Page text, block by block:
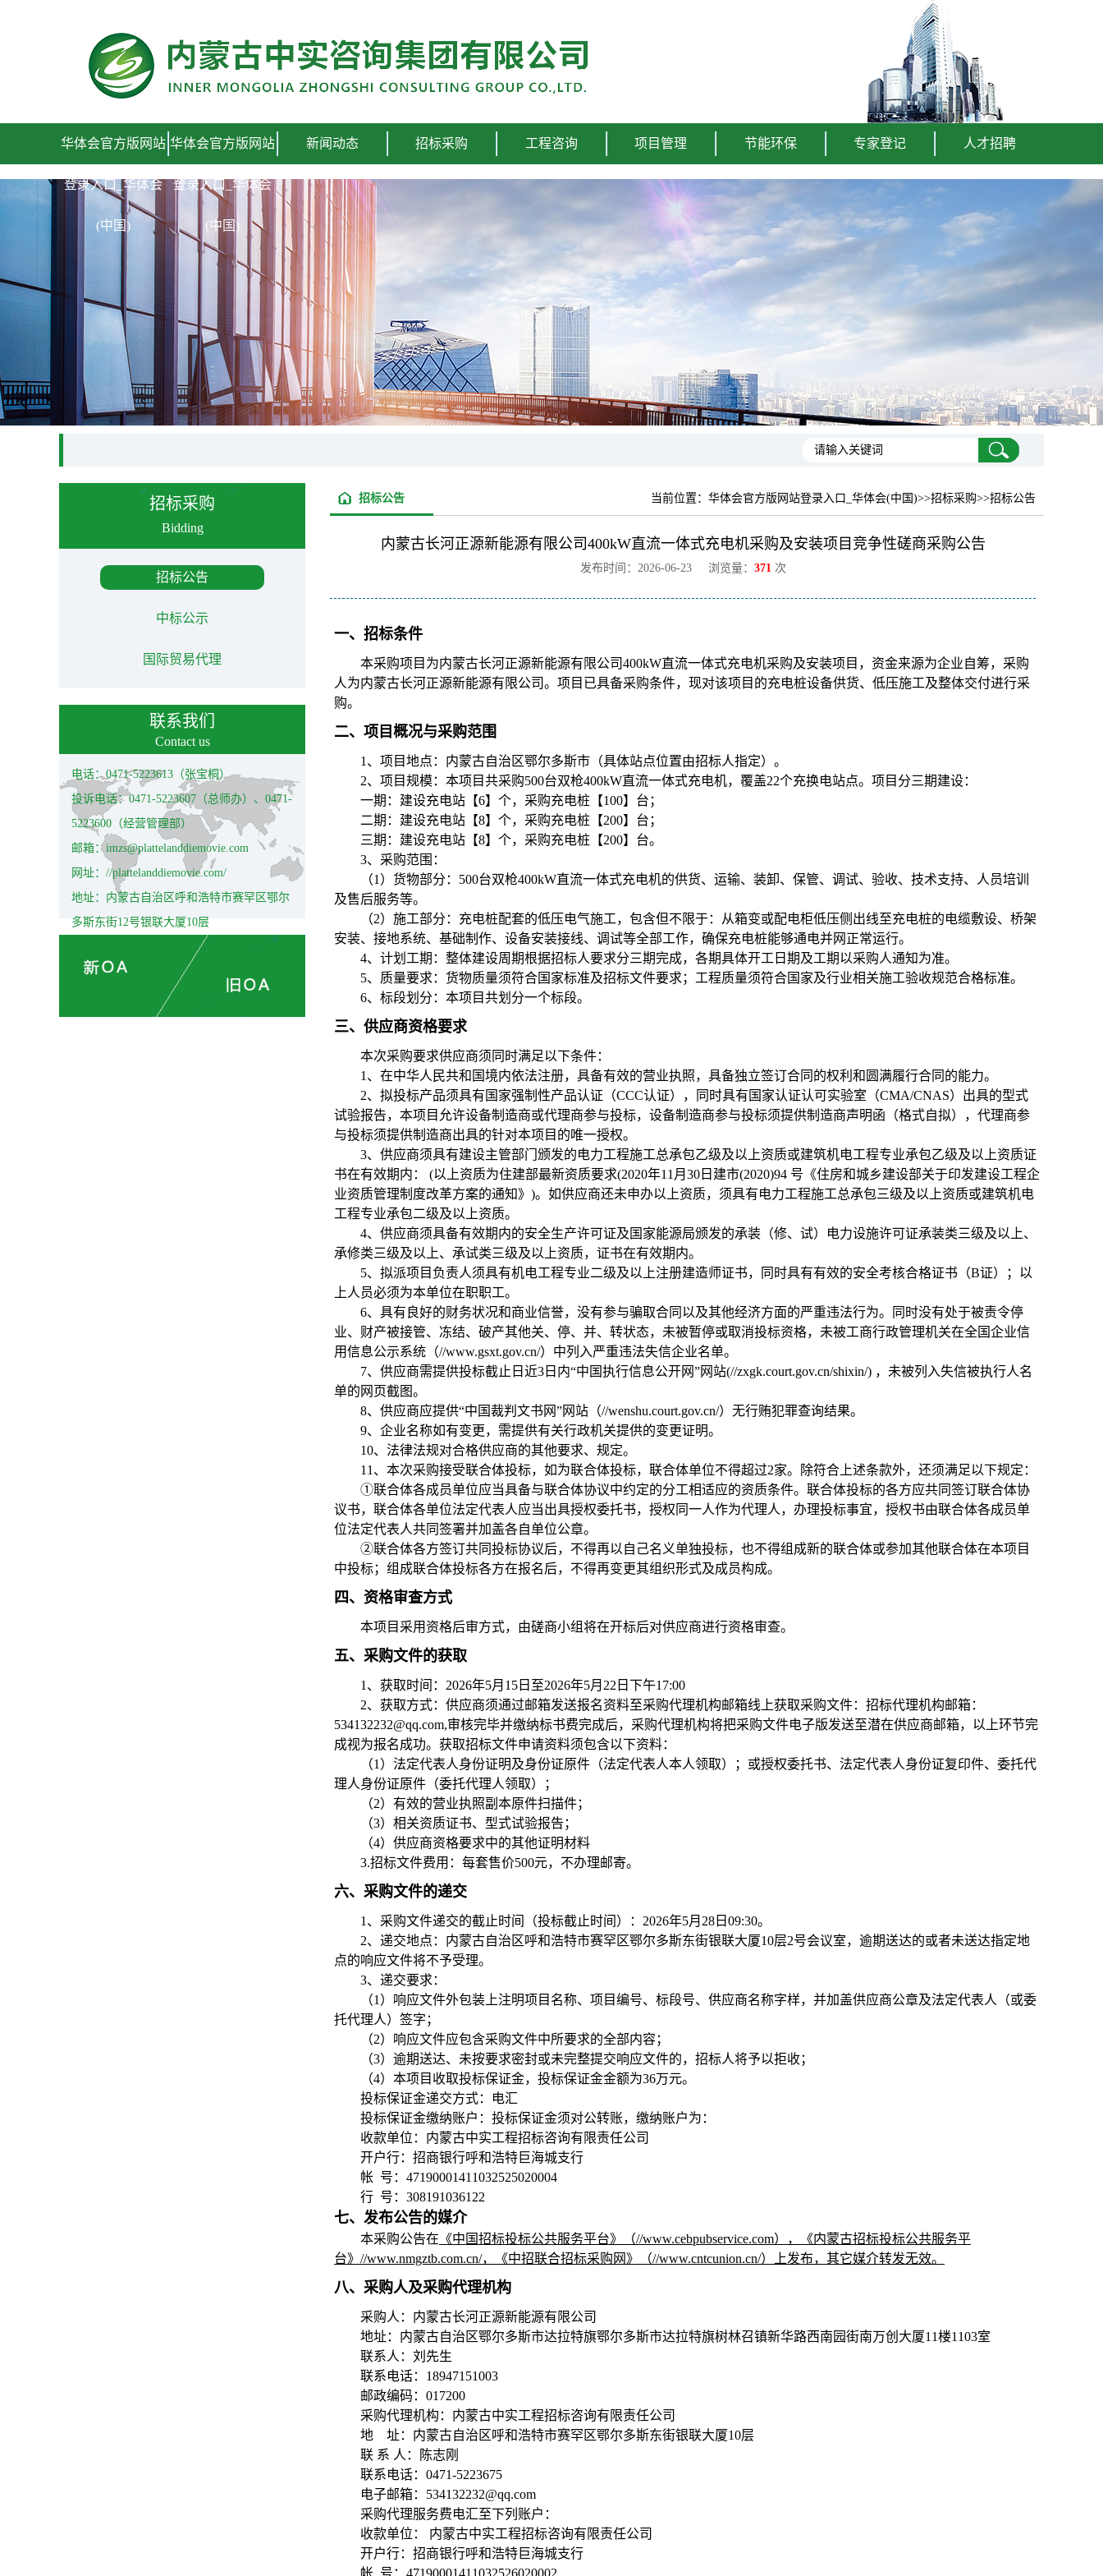
华体会官方版网站
登录入口_华体会
(中国)
华体会官方版网站
登录入口_华体会
(中国)
新闻动态 招标采购 工程咨询 项目管理 节能环保 专家登记 人才招聘
招标采购
Bidding
招标公告
中标公示
国际贸易代理
联系我们
Contact us
电话：0471-5223613（张宝桐）
投诉电话：0471-5223607（总师办）、0471-
5223600（经营管理部）
邮箱：imzs@plattelanddiemovie.com
网址：//plattelanddiemovie.com/
地址：内蒙古自治区呼和浩特市赛罕区鄂尔
多斯东街12号银联大厦10层
当前位置： 华体会官方版网站登录入口_华体会(中国)>>招标采购>>招标公告
招标公告
内蒙古长河正源新能源有限公司400kW直流一体式充电机采购及安装项目竞争性磋商采购公告
发布时间：2026-06-23 浏览量： 371次
一、招标条件
本采购项目为内蒙古长河正源新能源有限公司400kW直流一体式充电机采购及安装项目，资金来源为企业自筹，采购
人为内蒙古长河正源新能源有限公司。项目已具备采购条件，现对该项目的充电桩设备供货、低压施工及整体交付进行采
购。
二、项目概况与采购范围
1 、项目地点：内蒙古自治区鄂尔多斯市（具体站点位置由招标人指定）。
2、项目规模：本项目共采购500台双枪400kW直流一体式充电机，覆盖22个充换电站点。项目分三期建设：
一期：建设充电站【6】个，采购充电桩【100】台；
二期：建设充电站【8】个，采购充电桩【200】台；
三期：建设充电站【8】个，采购充电桩【200】台。
3、采购范围：
（1）货物部分：500台双枪400kW直流一体式充电机的供货、运输、装卸、保管、调试、验收、技术支持、人员培训
及售后服务等。
（2）施工部分：充电桩配套的低压电气施工，包含但不限于：从箱变或配电柜低压侧出线至充电桩的电缆敷设、桥架
安装、接地系统、基础制作、设备安装接线、调试等全部工作，确保充电桩能够通电并网正常运行。
4、计划工期：整体建设周期根据招标人要求分三期完成，各期具体开工日期及工期以采购人通知为准。
5、质量要求：货物质量须符合国家标准及招标文件要求；工程质量须符合国家及行业相关施工验收规范合格标准。
6、标段划分：本项目共划分一个标段。
三、供应商资格要求
本次采购要求供应商须同时满足以下条件：
1、 在中华人民共和国境内依法注册，具备有效的营业执照，具备独立签订合同的权利和圆满履行合同的能力。
2、 拟投标产品须具有国家强制性产品认证（CCC认证），同时具有国家认证认可实验室（CMA/CNAS）出具的型式
试验报告，本项目允许设备制造商或代理商参与投标，设备制造商参与投标须提供制造商声明函（格式自拟），代理商参
与投标须提供制造商出具的针对本项目的唯一授权。
3、供应商须具有建设主管部门颁发的电力工程施工总承包乙级及以上资质或建筑机电工程专业承包乙级及以上资质证
书在有效期内： (以上资质为住建部最新资质要求(2020年11月30日建市(2020)94 号《住房和城乡建设部关于印发建设工程企
业资质管理制度改革方案的通知》)。如供应商还未申办以上资质，须具有电力工程施工总承包三级及以上资质或建筑机电
工程专业承包二级及以上资质。
4、供应商须具备有效期内的安全生产许可证及国家能源局颁发的承装（修、试）电力设施许可证承装类三级及以上、
承修类三级及以上、承试类三级及以上资质，证书在有效期内。
5、拟派项目负责人须具有机电工程专业二级及以上注册建造师证书，同时具有有效的安全考核合格证书（B证）；以
上人员必须为本单位在职职工。
6、具有良好的财务状况和商业信誉，没有参与骗取合同以及其他经济方面的严重违法行为。同时没有处于被责令停
业、财产被接管、冻结、破产其他关、停、并、转状态，未被暂停或取消投标资格，未被工商行政管理机关在全国企业信
用信息公示系统（//www.gsxt.gov.cn/）中列入严重违法失信企业名单。
7、供应商需提供投标截止日近3日内“中国执行信息公开网”网站(//zxgk.court.gov.cn/shixin/) ，未被列入失信被执行人名
单的网页截图。
8、供应商应提供“中国裁判文书网”网站（//wenshu.court.gov.cn/）无行贿犯罪查询结果。
9、企业名称如有变更，需提供有关行政机关提供的变更证明。
10、法律法规对合格供应商的其他要求、规定。
11 、本次采购接受联合体投标，如为联合体投标，联合体单位不得超过2家。除符合上述条款外，还须满足以下规定：
①联合体各成员单位应当具备与联合体协议中约定的分工相适应的资质条件。联合体投标的各方应共同签订联合体协
议书，联合体各单位法定代表人应当出具授权委托书，授权同一人作为代理人，办理投标事宜，授权书由联合体各成员单
位法定代表人共同签署并加盖各自单位公章。
②联合体各方签订共同投标协议后，不得再以自己名义单独投标，也不得组成新的联合体或参加其他联合体在本项目
中投标；组成联合体投标各方在报名后，不得再变更其组织形式及成员构成。
四、资格审查方式
本项目采用资格后审方式，由磋商小组将在开标后对供应商进行资格审查。
五、采购文件的获取
1 、获取时间：2026年5月15日至2026年5月22日下午17:00
2、获取方式：供应商须通过邮箱发送报名资料至采购代理机构邮箱线上获取采购文件：招标代理机构邮箱：
534132232@qq.com,审核完毕并缴纳标书费完成后，采购代理机构将把采购文件电子版发送至潜在供应商邮箱，以上环节完
成视为报名成功。获取招标文件申请资料须包含以下资料：
（1）法定代表人身份证明及身份证原件（法定代表人本人领取）；或授权委托书、法定代表人身份证复印件、委托代
理人身份证原件（委托代理人领取）；
（2）有效的营业执照副本原件扫描件；
（3）相关资质证书、型式试验报告；
（4）供应商资格要求中的其他证明材料
3.招标文件费用：每套售价500元，不办理邮寄。
六、采购文件的递交
1 、采购文件递交的截止时间（投标截止时间）：2026年5月28日09:30。
2、递交地点：内蒙古自治区呼和浩特市赛罕区鄂尔多斯东街银联大厦10层2号会议室，逾期送达的或者未送达指定地
点的响应文件将不予受理。
3、递交要求：
（1）响应文件外包装上注明项目名称、项目编号、标段号、供应商名称字样，并加盖供应商公章及法定代表人（或委
托代理人）签字；
（2）响应文件应包含采购文件中所要求的全部内容；
（3）逾期送达、未按要求密封或未完整提交响应文件的，招标人将予以拒收；
（4）本项目收取投标保证金，投标保证金金额为36万元。
投标保证金递交方式：电汇
投标保证金缴纳账户：投标保证金须对公转账，缴纳账户为：
收款单位：内蒙古中实工程招标咨询有限责任公司
开户行：招商银行呼和浩特巨海城支行
帐 号：47190001411032525020004
行 号：308191036122
七、发布公告的媒介
本采购公告在 《中国招标投标公共服务平台》（//www.cebpubservice.com），《内蒙古招标投标公共服务平
台》//www.nmgztb.com.cn/，《中招联合招标采购网》（//www.cntcunion.cn/）上发布，其它媒介转发无效。
八、采购人及采购代理机构
采购人：内蒙古长河正源新能源有限公司
地址：内蒙古自治区鄂尔多斯市达拉特旗鄂尔多斯市达拉特旗树林召镇新华路西南园街南万创大厦11楼1103室
联系人：刘先生
联系电话：18947151003
邮政编码：017200
采购代理机构：内蒙古中实工程招标咨询有限责任公司
地 址：内蒙古自治区呼和浩特市赛罕区鄂尔多斯东街银联大厦10层
联 系 人：陈志刚
联系电话：0471-5223675
电子邮箱：534132232@qq.com
采购代理服务费电汇至下列账户：
收款单位： 内蒙古中实工程招标咨询有限责任公司
开户行：招商银行呼和浩特巨海城支行
帐 号：47190001411032526020002